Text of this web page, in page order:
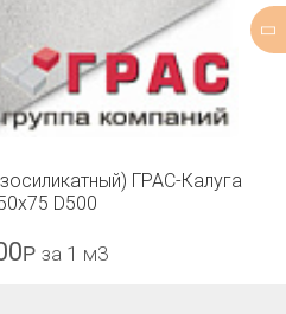
ГРАС-Калуга
D500
Р за 1 м3